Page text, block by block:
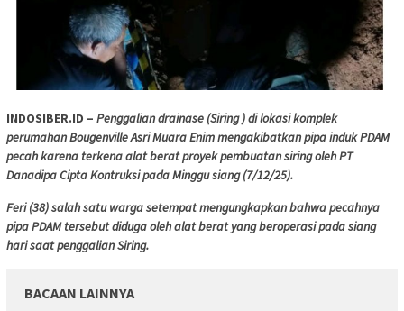
INDOSIBER.ID – Penggalian drainase (Siring ) di lokasi komplek
perumahan Bougenville Asri Muara Enim mengakibatkan pipa induk PDAM
pecah karena terkena alat berat proyek pembuatan siring oleh PT
Danadipa Cipta Kontruksi pada Minggu siang (7/12/25).
Feri (38) salah satu warga setempat mengungkapkan bahwa pecahnya
pipa PDAM tersebut diduga oleh alat berat yang beroperasi pada siang
hari saat penggalian Siring.
BACAAN LAINNYA